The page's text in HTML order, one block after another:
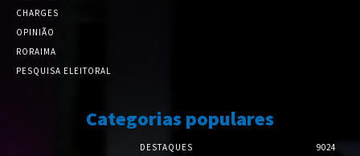
CHARGES
OPINIÃO
RORAIMA
PESQUISA ELEITORAL
Categorias populares
DESTAQUES 9024